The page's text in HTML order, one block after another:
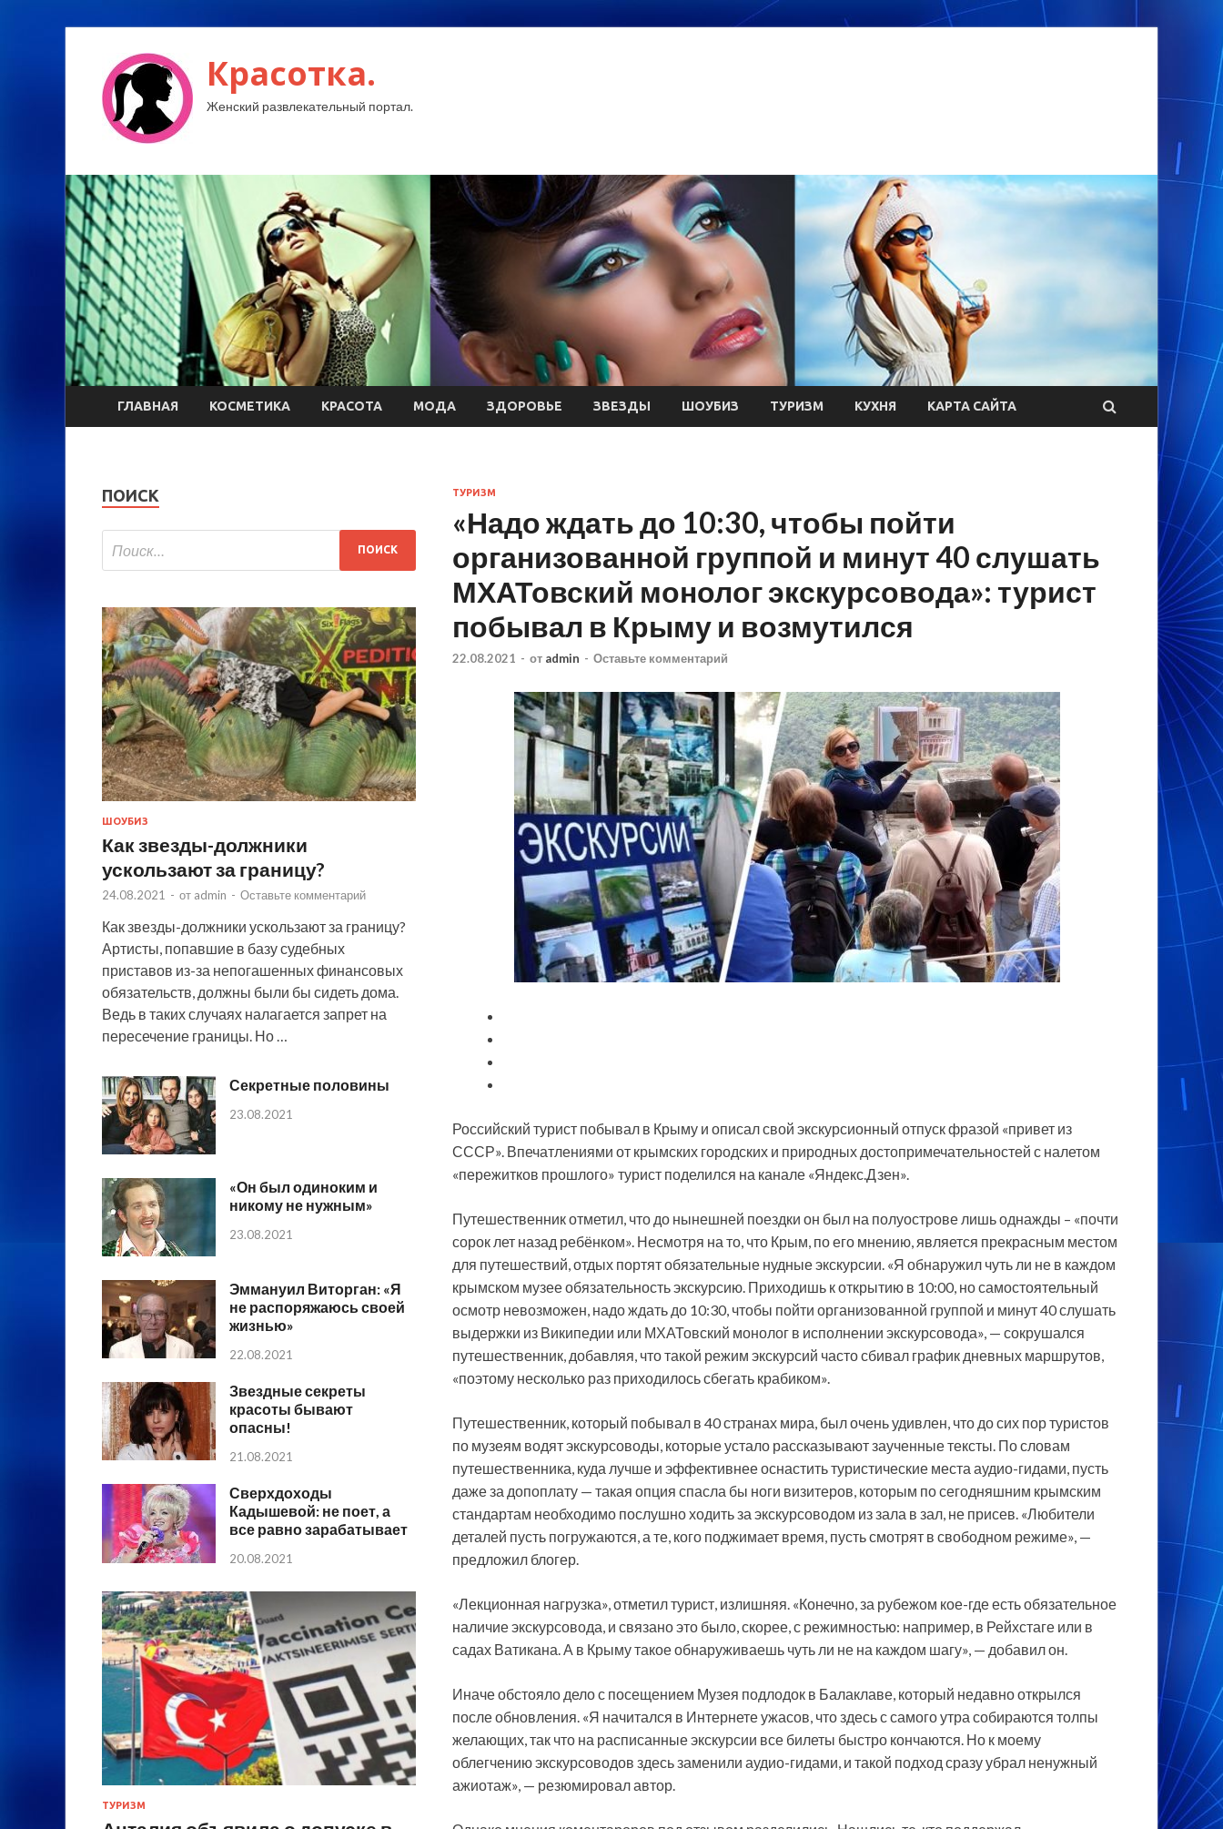
Красотка.
Женский развлекательный портал.
ГЛАВНАЯ КОСМЕТИКА КРАСОТА МОДА ЗДОРОВЬЕ ЗВЕЗДЫ ШОУБИЗ ТУРИЗМ КУХНЯ КАРТА САЙТА
ТУРИЗМ
«Надо ждать до 10:30, чтобы пойти
организованной группой и минут 40 слушать
МХАТовский монолог экскурсовода»: турист
побывал в Крыму и возмутился
22.08.2021 - от admin - Оставьте комментарий
Российский турист побывал в Крыму и описал свой экскурсионный отпуск фразой «привет из
СССР». Впечатлениями от крымских городских и природных достопримечательностей с налетом
«пережитков прошлого» турист поделился на канале «Яндекс.Дзен».
Путешественник отметил, что до нынешней поездки он был на полуострове лишь однажды – «почти
сорок лет назад ребёнком». Несмотря на то, что Крым, по его мнению, является прекрасным местом
для путешествий, отдых портят обязательные нудные экскурсии. «Я обнаружил чуть ли не в каждом
крымском музее обязательность экскурсию. Приходишь к открытию в 10:00, но самостоятельный
осмотр невозможен, надо ждать до 10:30, чтобы пойти организованной группой и минут 40 слушать
выдержки из Википедии или МХАТовский монолог в исполнении экскурсовода», — сокрушался
путешественник, добавляя, что такой режим экскурсий часто сбивал график дневных маршрутов,
«поэтому несколько раз приходилось сбегать крабиком».
Путешественник, который побывал в 40 странах мира, был очень удивлен, что до сих пор туристов
по музеям водят экскурсоводы, которые устало рассказывают заученные тексты. По словам
путешественника, куда лучше и эффективнее оснастить туристические места аудио-гидами, пусть
даже за допоплату — такая опция спасла бы ноги визитеров, которым по сегодняшним крымским
стандартам необходимо послушно ходить за экскурсоводом из зала в зал, не присев. «Любители
деталей пусть погружаются, а те, кого поджимает время, пусть смотрят в свободном режиме», —
предложил блогер.
«Лекционная нагрузка», отметил турист, излишняя. «Конечно, за рубежом кое-где есть обязательное
наличие экскурсовода, и связано это было, скорее, с режимностью: например, в Рейхстаге или в
садах Ватикана. А в Крыму такое обнаруживаешь чуть ли не на каждом шагу», — добавил он.
Иначе обстояло дело с посещением Музея подлодок в Балаклаве, который недавно открылся
после обновления. «Я начитался в Интернете ужасов, что здесь с самого утра собираются толпы
желающих, так что на расписанные экскурсии все билеты быстро кончаются. Но к моему
облегчению экскурсоводов здесь заменили аудио-гидами, и такой подход сразу убрал ненужный
ажиотаж», — резюмировал автор.
ПОИСК
ШОУБИЗ
Как звезды-должники
ускользают за границу?
24.08.2021 - от admin - Оставьте комментарий
Как звезды-должники ускользают за границу?
Артисты, попавшие в базу судебных
приставов из-за непогашенных финансовых
обязательств, должны были бы сидеть дома.
Ведь в таких случаях налагается запрет на
пересечение границы. Но …
Секретные половины
23.08.2021
«Он был одиноким и
никому не нужным»
23.08.2021
Эммануил Виторган: «Я
не распоряжаюсь своей
жизнью»
22.08.2021
Звездные секреты
красоты бывают
опасны!
21.08.2021
Сверхдоходы
Кадышевой: не поет, а
все равно зарабатывает
20.08.2021
ТУРИЗМ